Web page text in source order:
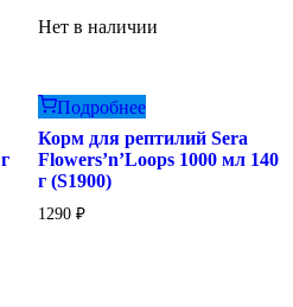
Нет в наличии
Подробнее
Корм для рептилий Sera
Flowers’n’Loops 1000 мл 140
г (S1900)
1290 ₽